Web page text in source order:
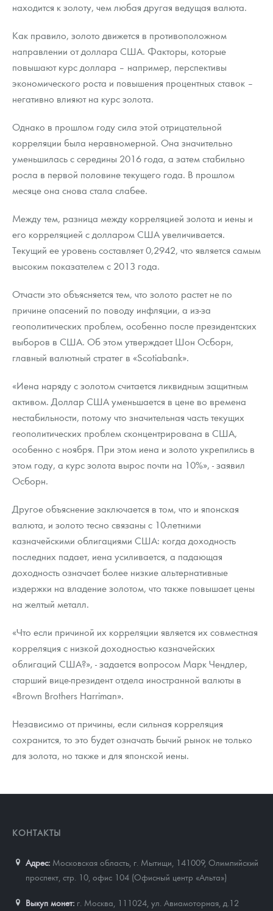
Флот: ледоколы и корабли
Жетоны "Необыкновенные обитатели глубин"
Ювелирные изделия
Русская нумизматика
Золотая карманная галерея
Наборы подарочных и коллекционных монет
Монеты и жетоны из недрагоценных металлов
Политика конфиденциальности
Политика использования Cookies
Положение по обработке и защите персональных данных
находится к золоту, чем любая другая ведущая валюта.
Как правило, золото движется в противоположном
направлении от доллара США. Факторы, которые
повышают курс доллара – например, перспективы
экономического роста и повышения процентных ставок –
негативно влияют на курс золота.
Однако в прошлом году сила этой отрицательной
корреляции была неравномерной. Она значительно
уменьшилась с середины 2016 года, а затем стабильно
росла в первой половине текущего года. В прошлом
месяце она снова стала слабее.
Между тем, разница между корреляцией золота и иены и
его корреляцией с долларом США увеличивается.
Текущий ее уровень составляет 0,2942, что является самым
высоким показателем с 2013 года.
Отчасти это объясняется тем, что золото растет не по
причине опасений по поводу инфляции, а из-за
геополитических проблем, особенно после президентских
выборов в США. Об этом утверждает Шон Осборн,
главный валютный стратег в «Scotiabank».
«Иена наряду с золотом считается ликвидным защитным
активом. Доллар США уменьшается в цене во времена
нестабильности, потому что значительная часть текущих
геополитических проблем сконцентрирована в США,
особенно с ноября. При этом иена и золото укрепились в
этом году, а курс золота вырос почти на 10%», - заявил
Осборн.
Другое объяснение заключается в том, что и японская
валюта, и золото тесно связаны с 10-летними
казначейскими облигациями США: когда доходность
последних падает, иена усиливается, а падающая
доходность означает более низкие альтернативные
издержки на владение золотом, что также повышает цены
на желтый металл.
«Что если причиной их корреляции является их совместная
корреляция с низкой доходностью казначейских
облигаций США?», - задается вопросом Марк Чендлер,
старший вице-президент отдела иностранной валюты в
«Brown Brothers Harriman».
Независимо от причины, если сильная корреляция
сохранится, то это будет означать бычий рынок не только
для золота, но также и для японской иены.
КОНТАКТЫ
Адрес: Московская область, г. Мытищи, 141009, Олимпийский
проспект, стр. 10, офис 104 (Офисный центр «Альта»)
Выкуп монет: г. Москва, 111024, ул. Авиамоторная, д.12